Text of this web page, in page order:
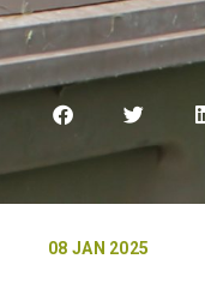
08 JAN 2025